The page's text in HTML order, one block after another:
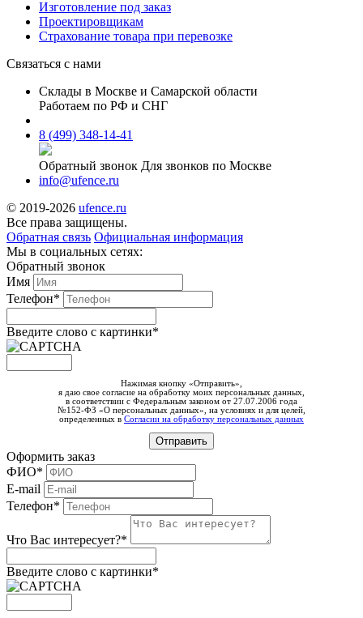
Изготовление под заказ
Проектировщикам
Страхование товара при перевозке
Связаться с нами
Склады в Москве и Самарской области
Работаем по РФ и СНГ
8 (499) 348-14-41
Обратный звонок Для звонков по Москве
info@ufence.ru
© 2019-2026 ufence.ru
Все права защищены.
Обратная связь Официальная информация
Мы в социальных сетях:
Обратный звонок
Имя
Телефон*
Введите слово c картинки*
Нажимая кнопку «Отправить»,
я даю свое согласие на обработку моих персональных данных,
в соответствии с Федеральным законом от 27.07.2006 года
№152-ФЗ «О персональных данных», на условиях и для целей,
определенных в Согласии на обработку персональных данных
Оформить заказ
ФИО*
E-mail
Телефон*
Что Вас интересует?*
Введите слово c картинки*